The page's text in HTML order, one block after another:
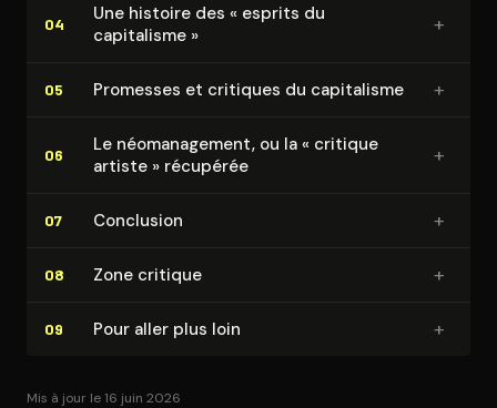
04
Une histoire des « esprits du
capitalisme »
+
05 Promesses et critiques du capitalisme +
06
Le néo­ma­na­ge­ment, ou la « critique
artiste » récupérée
+
07 Conclusion +
08 Zone critique +
09 Pour aller plus loin +
Mis à jour le 16 juin 2026